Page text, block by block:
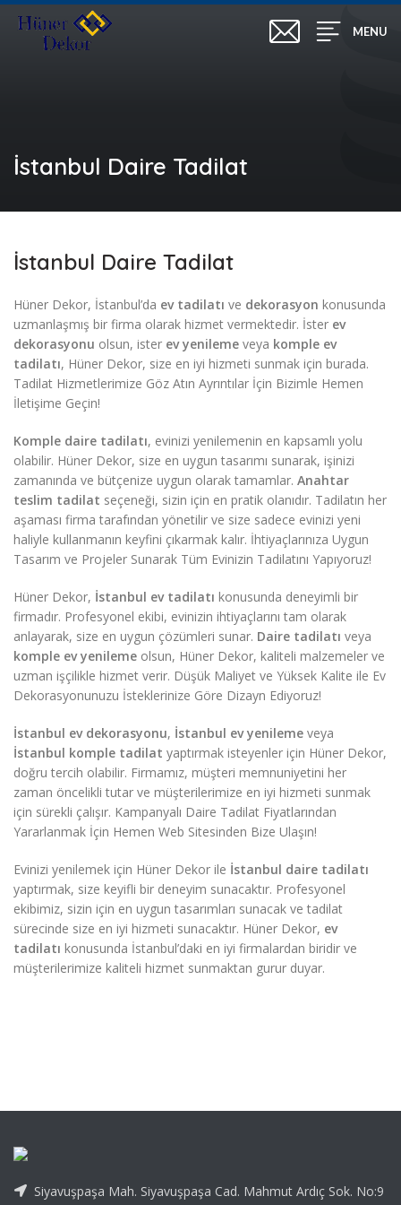
MENU
İstanbul Daire Tadilat
İstanbul Daire Tadilat
Hüner Dekor, İstanbul’da ev tadilatı ve dekorasyon konusunda
uzmanlaşmış bir firma olarak hizmet vermektedir. İster ev
dekorasyonu olsun, ister ev yenileme veya komple ev
tadilatı, Hüner Dekor, size en iyi hizmeti sunmak için burada.
Tadilat Hizmetlerimize Göz Atın Ayrıntılar İçin Bizimle Hemen
İletişime Geçin!
Komple daire tadilatı, evinizi yenilemenin en kapsamlı yolu
olabilir. Hüner Dekor, size en uygun tasarımı sunarak, işinizi
zamanında ve bütçenize uygun olarak tamamlar. Anahtar
teslim tadilat seçeneği, sizin için en pratik olanıdır. Tadilatın her
aşaması firma tarafından yönetilir ve size sadece evinizi yeni
haliyle kullanmanın keyfini çıkarmak kalır. İhtiyaçlarınıza Uygun
Tasarım ve Projeler Sunarak Tüm Evinizin Tadilatını Yapıyoruz!
Hüner Dekor, İstanbul ev tadilatı konusunda deneyimli bir
firmadır. Profesyonel ekibi, evinizin ihtiyaçlarını tam olarak
anlayarak, size en uygun çözümleri sunar. Daire tadilatı veya
komple ev yenileme olsun, Hüner Dekor, kaliteli malzemeler ve
uzman işçilikle hizmet verir. Düşük Maliyet ve Yüksek Kalite ile Ev
Dekorasyonunuzu İsteklerinize Göre Dizayn Ediyoruz!
İstanbul ev dekorasyonu, İstanbul ev yenileme veya
İstanbul komple tadilat yaptırmak isteyenler için Hüner Dekor,
doğru tercih olabilir. Firmamız, müşteri memnuniyetini her
zaman öncelikli tutar ve müşterilerimize en iyi hizmeti sunmak
için sürekli çalışır. Kampanyalı Daire Tadilat Fiyatlarından
Yararlanmak İçin Hemen Web Sitesinden Bize Ulaşın!
Evinizi yenilemek için Hüner Dekor ile İstanbul daire tadilatı
yaptırmak, size keyifli bir deneyim sunacaktır. Profesyonel
ekibimiz, sizin için en uygun tasarımları sunacak ve tadilat
sürecinde size en iyi hizmeti sunacaktır. Hüner Dekor, ev
tadilatı konusunda İstanbul’daki en iyi firmalardan biridir ve
müşterilerimize kaliteli hizmet sunmaktan gurur duyar.
Siyavuşpaşa Mah. Siyavuşpaşa Cad. Mahmut Ardıç Sok. No:9